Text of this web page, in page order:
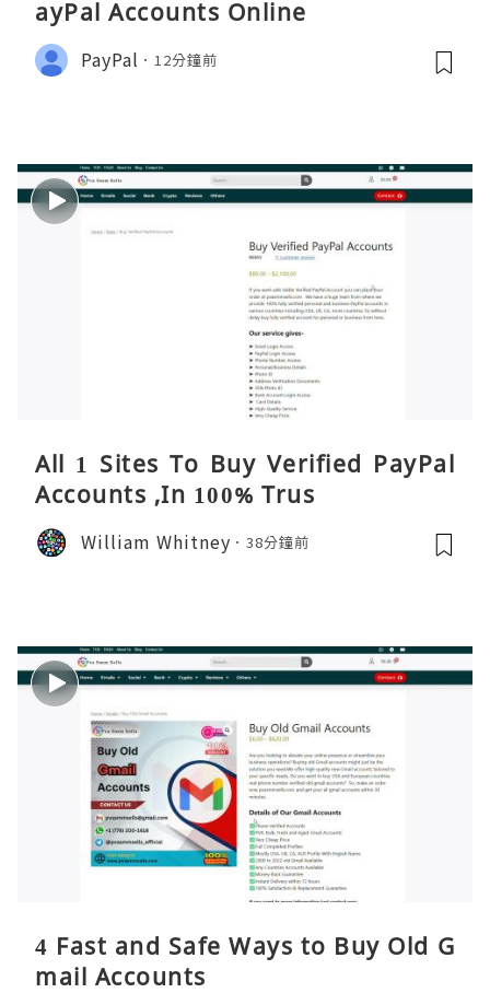
ayPal Accounts Online
PayPal 12分鐘前
All 1 Sites To Buy Verified PayPal
Accounts ,In 100% Trus
William Whitney 38分鐘前
4 Fast and Safe Ways to Buy Old G
mail Accounts